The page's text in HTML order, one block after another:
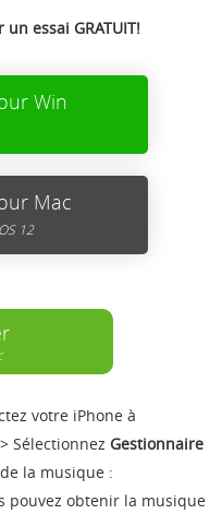
essai GRATUIT!
Win
Mac
12
votre iPhone à
Sélectionnez Gestionnaire
la musique :
pouvez obtenir la musique